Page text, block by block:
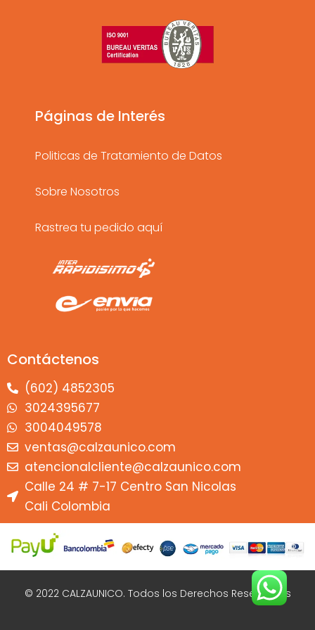
t
a
g
a
m
e
b
o
k
t
b
Páginas de Interés
Politicas de Tratamiento de Datos
Sobre Nosotros
Rastrea tu pedido aquí
Contáctenos
(602) 4852305
3024395677
3004049578
ventas@calzaunico.com
atencionalcliente@calzaunico.com
Calle 24 # 7-17 Centro San Nicolas
Cali Colombia
© 2022 CALZAUNICO. Todos los Derechos Reservados